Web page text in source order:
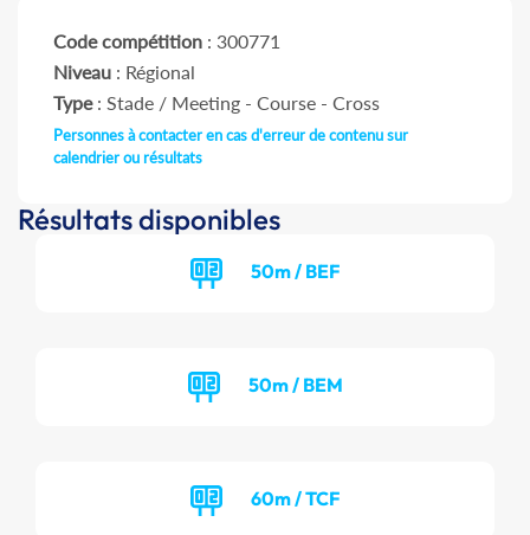
Code compétition : 300771
Niveau : Régional
Type: Stade / Meeting - Course - Cross
Personnes à contacter en cas d'erreur de contenu sur
calendrier ou résultats
Résultats disponibles
50m / BEF
50m / BEM
60m / TCF